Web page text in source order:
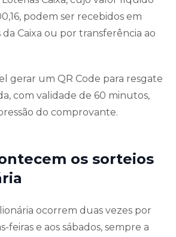
podem ser recebidos em
da Caixa ou por transferência ao
gerar um QR Code para resgate
com validade de 60 minutos,
do comprovante.
os sorteios
ocorrem duas vezes por
feiras e aos sábados, sempre a